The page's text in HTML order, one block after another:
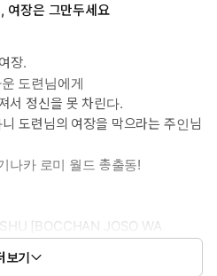
여장은 그만두세요
장.
도련님에게
서 정신을 못 차린다.
도련님의 여장을 막으라는 주인님
나카 로미 월드 총출동!
[BOCCHAN JOSO WA
Inc.
보기